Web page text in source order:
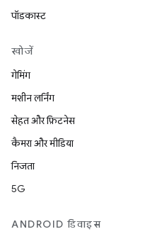
पॉडकास्ट
खोजें
गेमिंग
मशीन लर्निंग
सेहत और फ़िटनेस
कैमरा और मीडिया
निजता
5G
ANDROID डिवाइस